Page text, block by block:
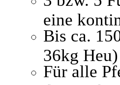
eine
Bis ca.
36kg Heu)
Für alle